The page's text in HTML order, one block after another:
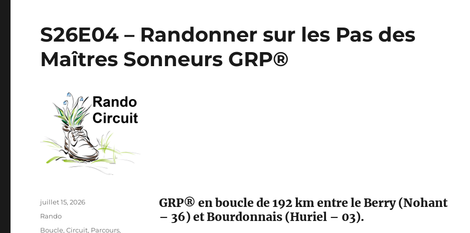
S26E04 – Randonner sur les Pas des
Maîtres Sonneurs GRP®
GRP® en boucle de 192 km entre le Berry (Nohant
– 36) et Bourdonnais (Huriel – 03).
Publié
juillet 15, 2026
Catégories
Rando
Étiquettes
Boucle,Circuit, Parcours,